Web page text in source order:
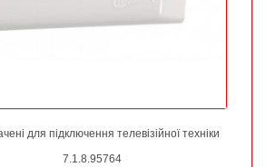
для підключення телевізійної техніки
7.1.8.95764